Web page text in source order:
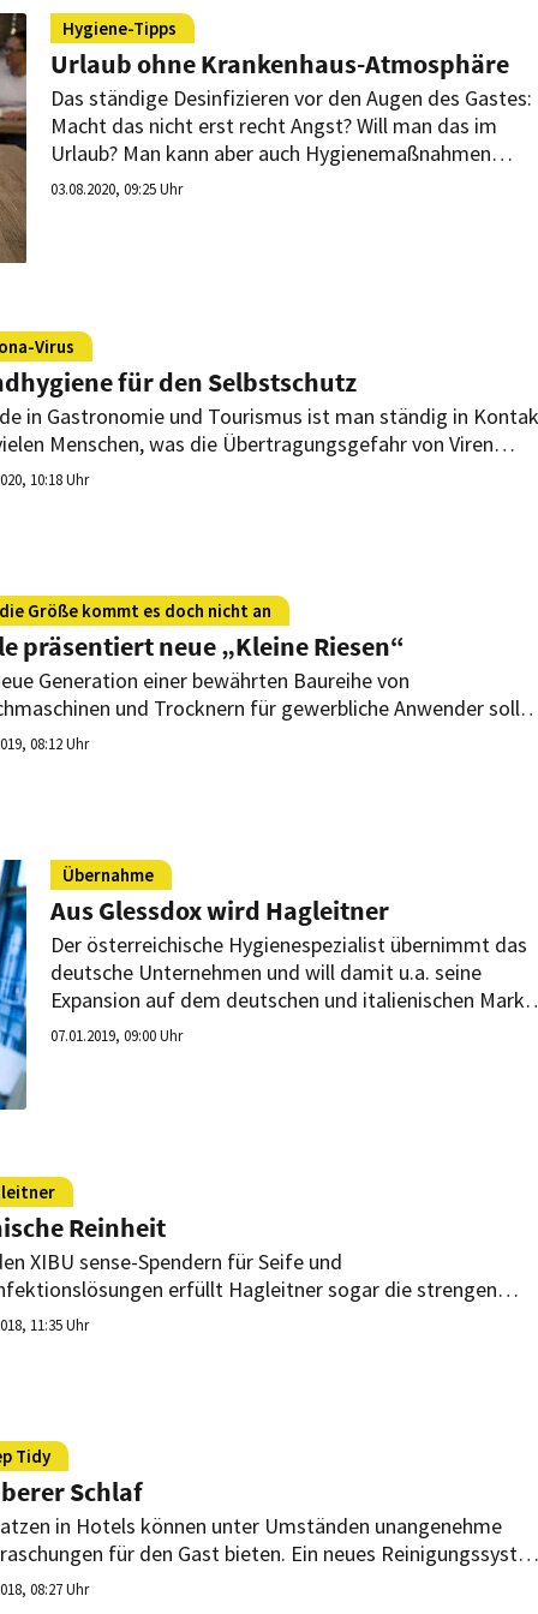
Hygiene-Tipps
Urlaub ohne Krankenhaus-Atmosphäre
Das ständige Desinfizieren vor den Augen des Gastes:
Macht das nicht erst recht Angst? Will man das im
Urlaub? Man kann aber auch Hygienemaßnahmen
effektiv und gleichzeitig diskret treffen.
03.08.2020, 09:25 Uhr
Virus
für den Selbstschutz
in Gastronomie und Tourismus ist man ständig in
Menschen, was die Übertragungsgefahr von Viren
Regelmäßige Handdesinfektion ist eine
10:18 Uhr
Größe kommt es doch nicht an
präsentiert neue „Kleine Riesen“
Generation einer bewährten Baureihe von
und Trocknern für gewerbliche Anwender soll
wenig Platzbedarf noch mehr
08:12 Uhr
Übernahme
Aus Glessdox wird Hagleitner
Der österreichische Hygienespezialist übernimmt das
deutsche Unternehmen und will damit u.a. seine
Expansion auf dem deutschen und italienischen Markt
vorantreiben.
07.01.2019, 09:00 Uhr
Reinheit
XIBU sense-Spendern für Seife und
erfüllt Hagleitner sogar die strengen
Kriterien, wie jetzt eine offizielle Expertise
11:35 Uhr
Tidy
Schlaf
in Hotels können unter Umständen unangenehme
für den Gast bieten. Ein neues
jetzt perfekte Hygiene auch in diesem Bereich.
08:27 Uhr